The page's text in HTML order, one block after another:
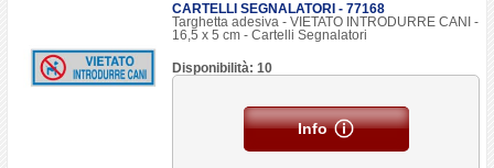
CARTELLI SEGNALATORI - 77168
Targhetta adesiva - VIETATO INTRODURRE CANI -
16,5 x 5 cm - Cartelli Segnalatori
Disponibilità: 10
Info